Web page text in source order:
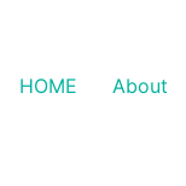
HOME About